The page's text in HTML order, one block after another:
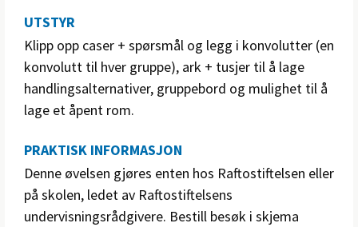
UTSTYR
Klipp opp caser + spørsmål og legg i konvolutter (en
konvolutt til hver gruppe), ark + tusjer til å lage
handlingsalternativer, gruppebord og mulighet til å
lage et åpent rom.
PRAKTISK INFORMASJON
Denne øvelsen gjøres enten hos Raftostiftelsen eller
på skolen, ledet av Raftostiftelsens
undervisningsrådgivere. Bestill besøk i skjema